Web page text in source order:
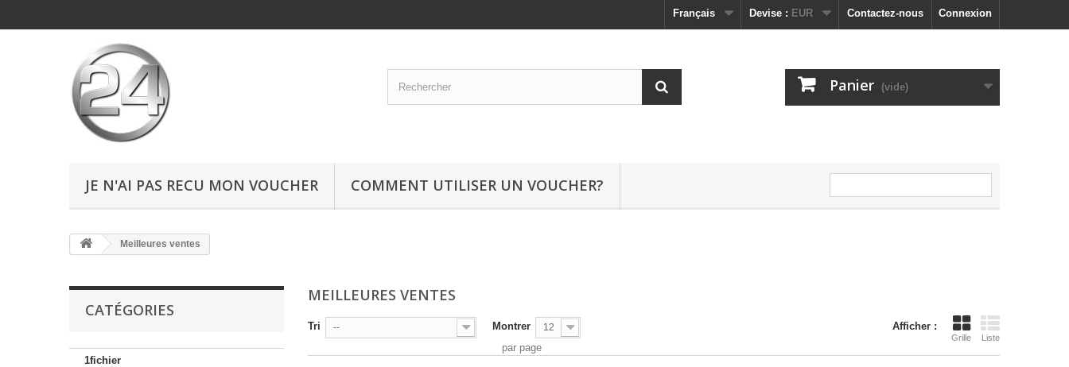
Connexion
Contactez-nous
Devise : EUR
Français
Panier (vide)
JE N'AI PAS RECU MON VOUCHER COMMENT UTILISER UN VOUCHER?
Meilleures ventes
CATÉGORIES
1fichier
MEILLEURES VENTES
Afficher :
Grille Liste
Tri -- Montrer 12
par page